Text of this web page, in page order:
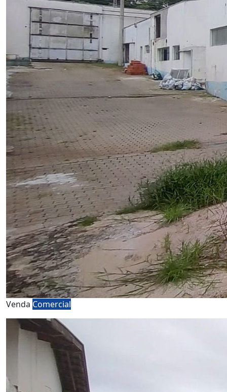
Venda Comercial